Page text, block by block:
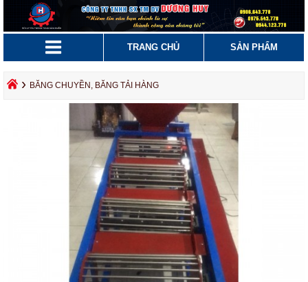
TRANG CHỦ SẢN PHẨM
› BĂNG CHUYỀN, BĂNG TẢI HÀNG